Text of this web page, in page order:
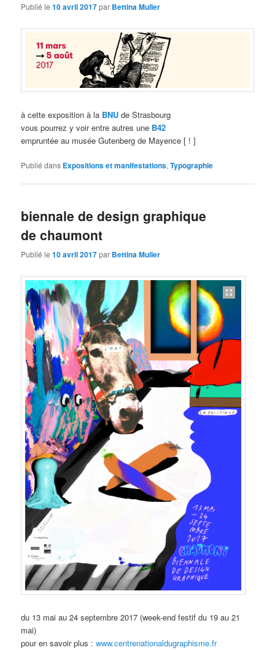
Publié le10 avril 2017par Bettina Muller
à cette exposition à la BNU de Strasbourg
vous pourrez y voir entre autres une B42
empruntée au musée Gutenberg de Mayence [ ! ]
Publié dans Expositions et manifestations,Typographie
biennale de design graphique
de chaumont
Publié le10 avril 2017par Bettina Muller
du 13 mai au 24 septembre 2017 (week-end festif du 19 au 21
mai)
pour en savoir plus :www.centrenationaldugraphisme.fr